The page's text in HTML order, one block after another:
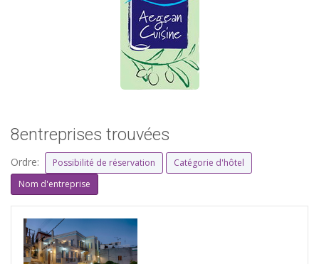
8entreprises trouvées
Ordre: Possibilité de réservation
Catégorie d'hôtel
Nom d'entreprise